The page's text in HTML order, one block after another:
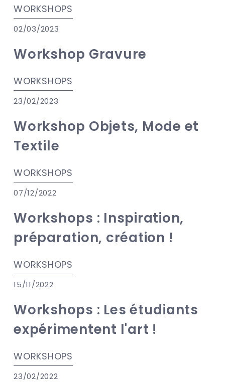
WORKSHOPS
02/03/2023
Workshop Gravure
WORKSHOPS
23/02/2023
Workshop Objets, Mode et
Textile
WORKSHOPS
07/12/2022
Workshops : Inspiration,
préparation, création !
WORKSHOPS
15/11/2022
Workshops : Les étudiants
expérimentent l'art !
WORKSHOPS
23/02/2022